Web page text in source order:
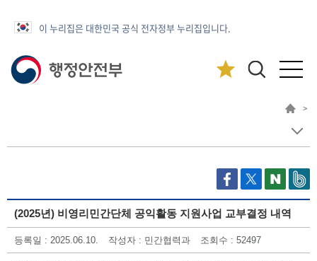
이 누리집은 대한민국 공식 전자정부 누리집입니다.
>
(2025년) 비영리민간단체 공익활동 지원사업 교부결정 내역
등록일 : 2025.06.10. 작성자 : 민간협력과 조회수 : 52497